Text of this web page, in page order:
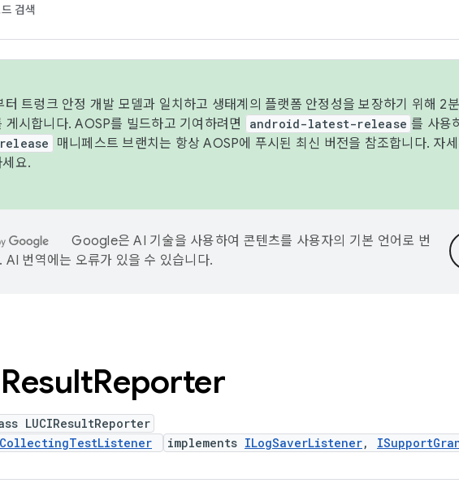
검색
트렁크 안정 개발 모델과 일치하고 생태계의 플랫폼 안정성을 보장하기 위해 2
게시합니다. AOSP를 빌드하고 기여하려면
android-latest-release 를 사용
매니페스트 브랜치는 항상 AOSP에 푸시된 최신 버전을 참조합니다. 자
요.
Google은 AI 기술을 사용하여 콘텐츠를 사용자의 기본 언어로 번
AI 번역에는 오류가 있을 수 있습니다.
Reporter
LUCIResultReporter
CollectingTestListener implements ILogSaverListener,